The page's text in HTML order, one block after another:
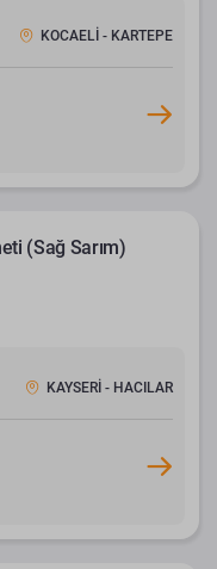
KOCAELİ - KARTEPE
(Sağ Sarım)
KAYSERİ - HACILAR